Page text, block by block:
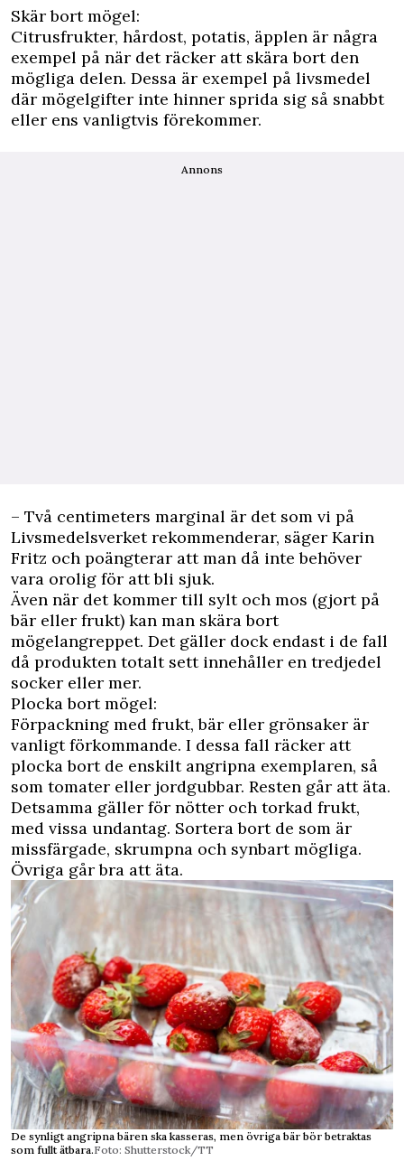
Skär bort mögel:
Citrusfrukter, hårdost, potatis, äpplen är några
exempel på när det räcker att skära bort den
mögliga delen. Dessa är exempel på livsmedel
där mögelgifter inte hinner sprida sig så snabbt
eller ens vanligtvis förekommer.
Annons
– Två centimeters marginal är det som vi på
Livsmedelsverket rekommenderar, säger Karin
Fritz och poängterar att man då inte behöver
vara orolig för att bli sjuk.
Även när det kommer till sylt och mos (gjort på
bär eller frukt) kan man skära bort
mögelangreppet. Det gäller dock endast i de fall
då produkten totalt sett innehåller en tredjedel
socker eller mer.
Plocka bort mögel:
Förpackning med frukt, bär eller grönsaker är
vanligt förkommande. I dessa fall räcker att
plocka bort de enskilt angripna exemplaren, så
som tomater eller jordgubbar. Resten går att äta.
Detsamma gäller för nötter och torkad frukt,
med vissa undantag. Sortera bort de som är
missfärgade, skrumpna och synbart mögliga.
Övriga går bra att äta.
De synligt angripna bären ska kasseras, men övriga bär bör betraktas
som fullt ätbara.Foto: Shutterstock/TT